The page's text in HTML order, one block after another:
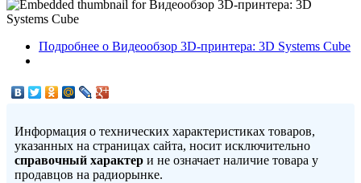
Подробнее о Видеообзор 3D-принтера: 3D Systems Cube
Информация о технических характеристиках товаров,
указанных на страницах сайта, носит исключительно
справочный характер и не означает наличие товара у
продавцов на радиорынке.